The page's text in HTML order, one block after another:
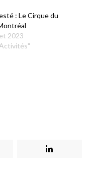
: Le Cirque du
2023